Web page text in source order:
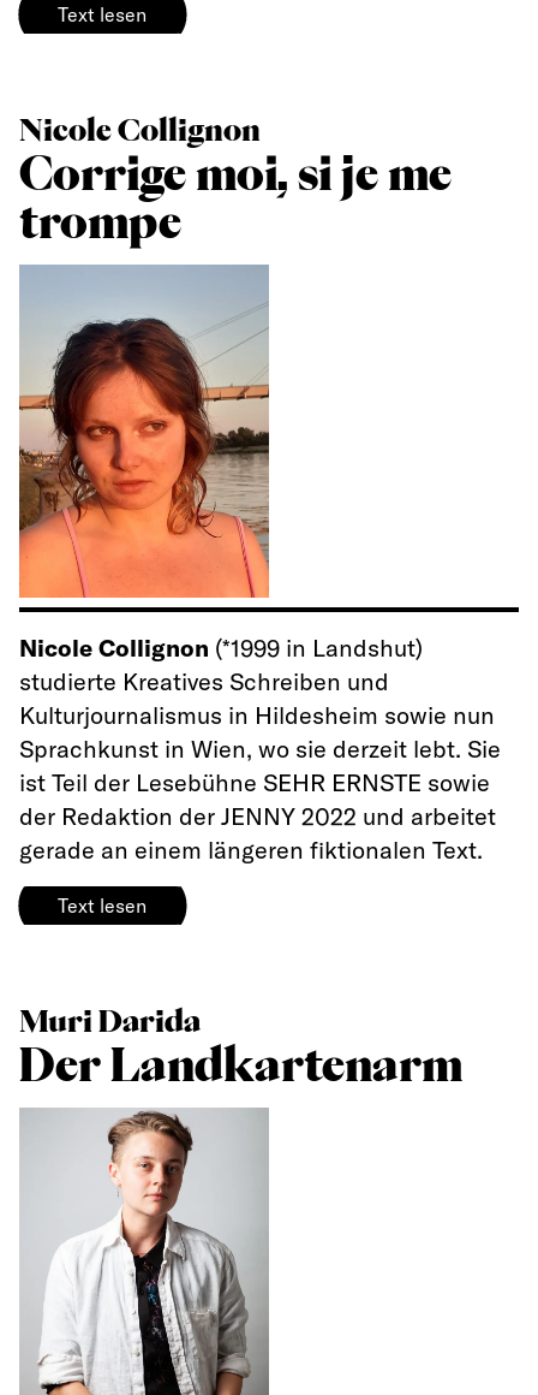
Text lesen
Nicole Collignon
Corrige moi, si je me
trompe
Nicole Collignon (*1999 in Landshut)
studierte Kreatives Schreiben und
Kulturjournalismus in Hildesheim sowie nun
Sprachkunst in Wien, wo sie derzeit lebt. Sie
ist Teil der Lesebühne SEHR ERNSTE sowie
der Redaktion der JENNY 2022 und arbeitet
gerade an einem längeren fiktionalen Text.
Text lesen
Muri Darida
Der Landkartenarm